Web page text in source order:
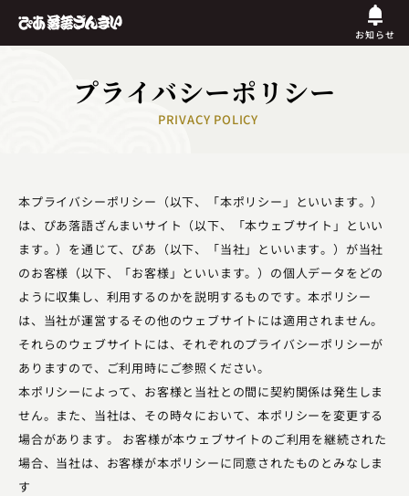
お知らせ
プライバシーポリシー
PRIVACY POLICY
本プライバシーポリシー（以下、「本ポリシー」といいます。）
は、ぴあ落語ざんまいサイト（以下、「本ウェブサイト」といい
ます。）を通じて、ぴあ（以下、「当社」といいます。）が当社
のお客様（以下、「お客様」といいます。）の個人データをどの
ように収集し、利用するのかを説明するものです。本ポリシー
は、当社が運営するその他のウェブサイトには適用されません。
それらのウェブサイトには、それぞれのプライバシーポリシーが
ありますので、ご利用時にご参照ください。
本ポリシーによって、お客様と当社との間に契約関係は発生しま
せん。また、当社は、その時々において、本ポリシーを変更する
場合があります。 お客様が本ウェブサイトのご利用を継続された
場合、当社は、お客様が本ポリシーに同意されたものとみなしま
す